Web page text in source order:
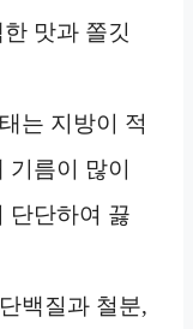
맛과 쫄깃
는 지방이 적
기름이 많이
단단하여 끓
백질과 철분,